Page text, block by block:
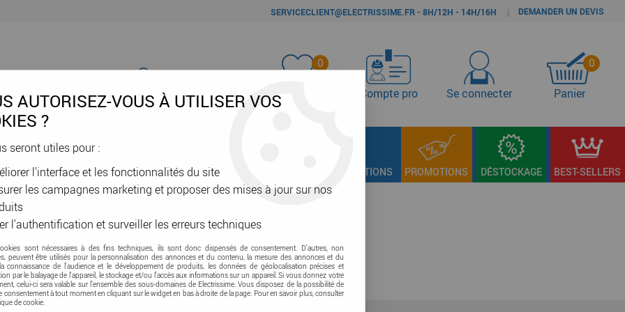
SERVICECLIENT@ELECTRISSIME.FR - 8H/12H - 14H/16H | DEMANDER UN DEVIS
0
Favoris Compte pro Se connecter
0
Panier
& GAINES DOMOTIQUE & VE SÉCURITÉ & RÉSEAU OUTILLAGE & FIXATIONS PROMOTIONS DÉSTOCKAGE BEST-SELLERS
>Inertie & fluide
AUTORISEZ-VOUS À UTILISER VOS
?
seront utiles pour :
l'interface et les fonctionnalités du site
les campagnes marketing et proposer des mises à jour sur nos
l'authentification et surveiller les erreurs techniques
sont nécessaires à des fins techniques, ils sont donc dispensés de consentement. D'autres, non
peuvent être utilisés pour la personnalisation des annonces et du contenu, la mesure des annonces et du
connaissance de l'audience et le développement de produits, les données de géolocalisation précises et
par le balayage de l'appareil, le stockage et/ou l'accès aux informations sur un appareil. Si vous donnez votre
celui-ci sera valable sur l’ensemble des sous-domaines de Electrissime. Vous disposez de la possibilité de
consentement à tout moment en cliquant sur le widget en bas à droite de la page. Pour en savoir plus, consulter
de cookie.